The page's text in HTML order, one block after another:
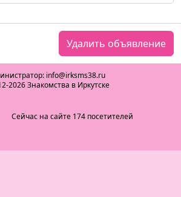
Удалить объявление
info@irksms38.ru
2026 Знакомства в Иркутске
Сейчас на сайте 174 посетителей